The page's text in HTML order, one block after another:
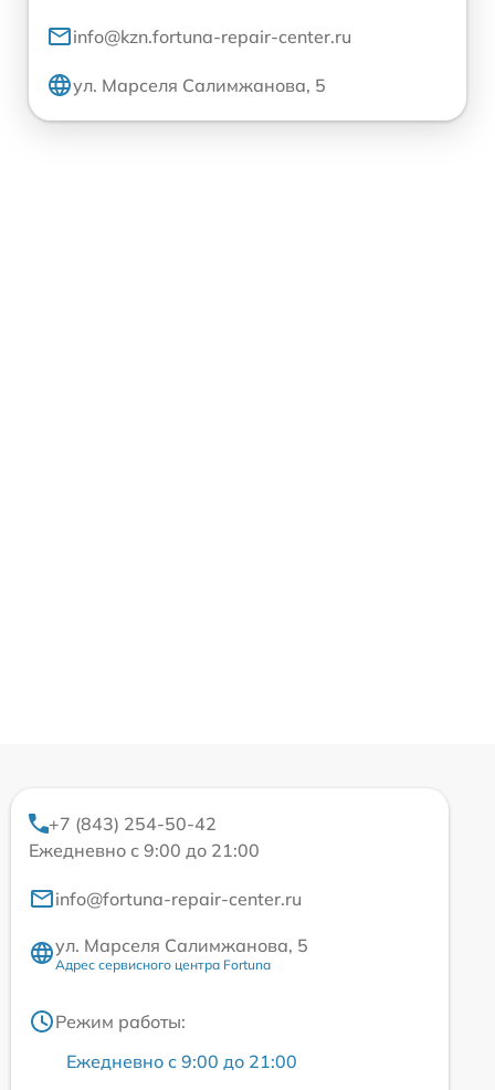
info@kzn.fortuna-repair-center.ru
ул. Марселя Салимжанова, 5
+7 (843) 254-50-42
Ежедневно с 9:00 до 21:00
info@fortuna-repair-center.ru
ул. Марселя Салимжанова, 5
Адрес сервисного центра Fortuna
Режим работы:
Ежедневно с 9:00 до 21:00